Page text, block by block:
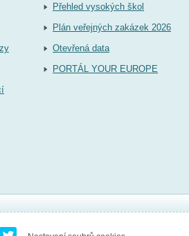
Přehled vysokých škol
Plán veřejných zakázek 2026
Otevřená data
PORTÁL YOUR EUROPE